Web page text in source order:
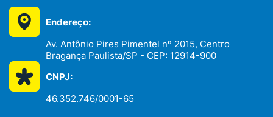
Endereço:
Av. Antônio Pires Pimentel nº 2015, Centro
Bragança Paulista/SP - CEP: 12914-900
CNPJ:
46.352.746/0001-65